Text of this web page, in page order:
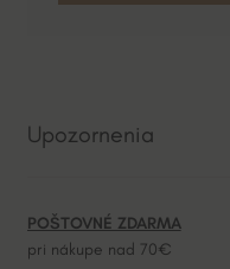
r
t
i
Upozornenia
POŠTOVNÉ ZDARMA
pri nákupe nad 70€